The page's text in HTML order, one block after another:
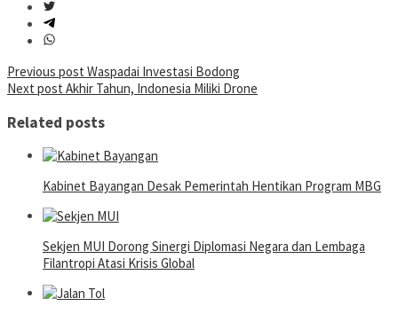
Post
navigation
Previous post Waspadai Investasi Bodong
Next post Akhir Tahun, Indonesia Miliki Drone
Related posts
Kabinet Bayangan Desak Pemerintah Hentikan Program MBG
Sekjen MUI Dorong Sinergi Diplomasi Negara dan Lembaga
Filantropi Atasi Krisis Global